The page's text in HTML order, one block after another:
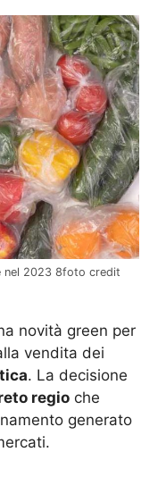
nel 2023 8foto credit
novità green per
vendita dei
. La decisione
regio che
generato